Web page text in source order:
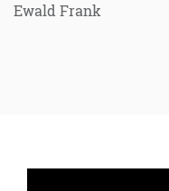
Ewald Frank